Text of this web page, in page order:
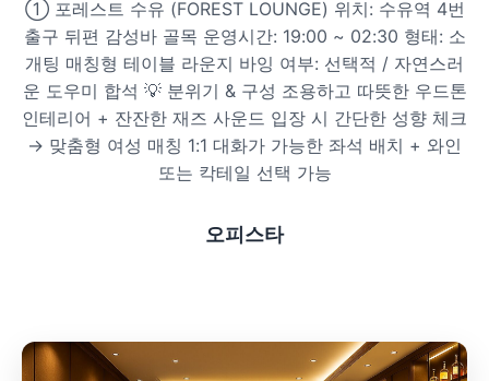
은근한 끌림을 만드는 법 – 감각적인 무드 데이트 5가지
워터스파
프라이빗 스파
호텔 스파
① 포레스트 수유 (FOREST LOUNGE) 위치: 수유역 4번
출구 뒤편 감성바 골목 운영시간: 19:00 ~ 02:30 형태: 소
개팅 매칭형 테이블 라운지 바잉 여부: 선택적 / 자연스러
운 도우미 합석 💡 분위기 & 구성 조용하고 따뜻한 우드톤
인테리어 + 잔잔한 재즈 사운드 입장 시 간단한 성향 체크
→ 맞춤형 여성 매칭 1:1 대화가 가능한 좌석 배치 + 와인
또는 칵테일 선택 가능
오피스타